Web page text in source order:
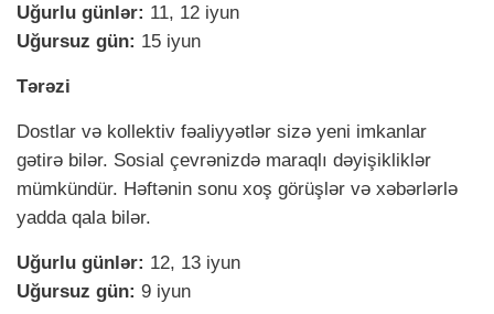
Uğurlu günlər: 11, 12 iyun
Uğursuz gün: 15 iyun
Tərəzi
Dostlar və kollektiv fəaliyyətlər sizə yeni imkanlar
gətirə bilər. Sosial çevrənizdə maraqlı dəyişikliklər
mümkündür. Həftənin sonu xoş görüşlər və xəbərlərlə
yadda qala bilər.
Uğurlu günlər: 12, 13 iyun
Uğursuz gün: 9 iyun